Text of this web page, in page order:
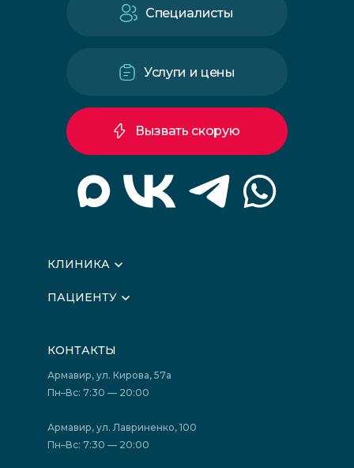
КЛИНИКА
Вышестоящие организации
Лицензии
Фотогалерея
Политика конфиденциальности
Акции
ПАЦИЕНТУ
Подготовка к сдаче анализов
Акции
Отзывы
Государственные программы
Юридическим лицам
Специалисты
Услуги и цены
Вызвать скорую
КОНТАКТЫ
Армавир, ул. Кирова, 57а
Пн–Вс: 7:30 — 20:00
Армавир, ул. Лавриненко, 100
Пн–Вс: 7:30 — 20:00